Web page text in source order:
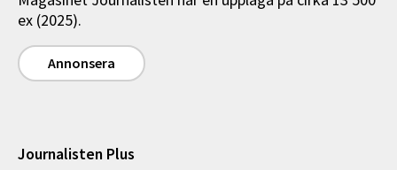
ex (2025).
Annonsera
Journalisten Plus